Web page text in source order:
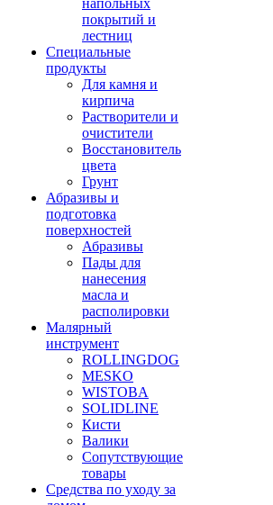
напольных
покрытий и
лестниц
Специальные
продукты
Для камня и
кирпича
Растворители и
очистители
Восстановитель
цвета
Грунт
Абразивы и
подготовка
поверхностей
Абразивы
Пады для
нанесения
масла и
располировки
Малярный
инструмент
ROLLINGDOG
MESKO
WISTOBA
SOLIDLINE
Кисти
Валики
Сопутствующие
товары
Средства по уходу за